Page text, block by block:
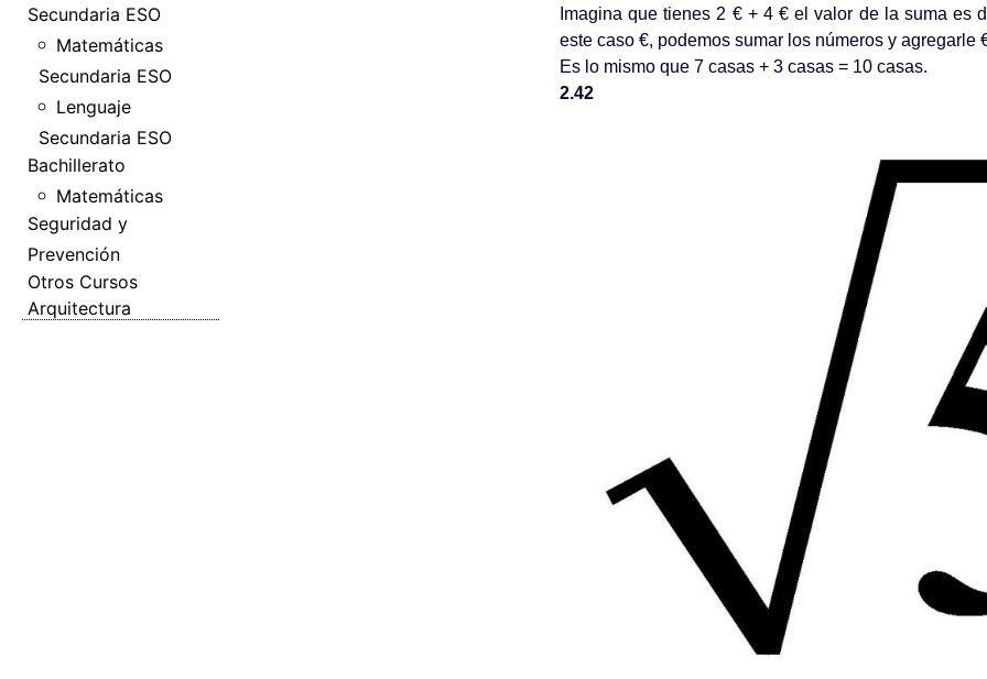
Secundaria ESO
Matemáticas
Secundaria ESO
Lenguaje
Secundaria ESO
Bachillerato
Matemáticas
Seguridad y
Prevención
Otros Cursos
Arquitectura
Imagina que tienes 2 € + 4 € el valor de la suma
este caso €, podemos sumar los números y agregarle
Es lo mismo que 7 casas + 3 casas = 10 casas.
2.42